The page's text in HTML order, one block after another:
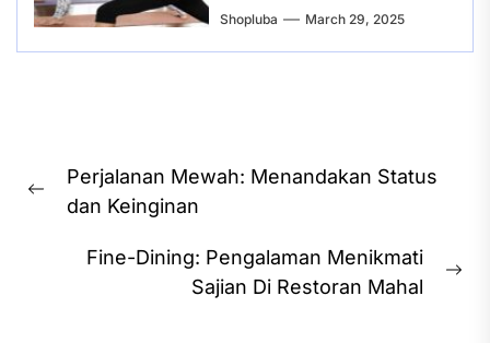
Shopluba March 29, 2025
navigation
Previous
Perjalanan Mewah: Menandakan Status
dan Keinginan
Fine-Dining: Pengalaman Menikmati
Sajian Di Restoran Mahal